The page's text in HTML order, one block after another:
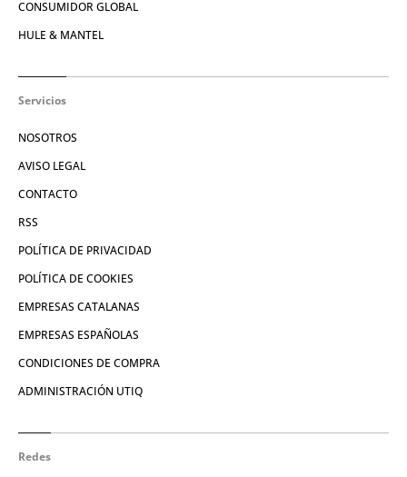
CONSUMIDOR GLOBAL
HULE & MANTEL
Servicios
NOSOTROS
AVISO LEGAL
CONTACTO
RSS
POLÍTICA DE PRIVACIDAD
POLÍTICA DE COOKIES
EMPRESAS CATALANAS
EMPRESAS ESPAÑOLAS
CONDICIONES DE COMPRA
ADMINISTRACIÓN UTIQ
Redes